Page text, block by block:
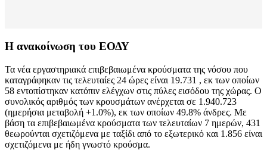
Η ανακοίνωση του ΕΟΔΥ
Τα νέα εργαστηριακά επιβεβαιωμένα κρούσματα της νόσου που
καταγράφηκαν τις τελευταίες 24 ώρες είναι 19.731 , εκ των οποίων
58 εντοπίστηκαν κατόπιν ελέγχων στις πύλες εισόδου της χώρας. Ο
συνολικός αριθμός των κρουσμάτων ανέρχεται σε 1.940.723
(ημερήσια μεταβολή +1.0%), εκ των οποίων 49.8% άνδρες. Με
βάση τα επιβεβαιωμένα κρούσματα των τελευταίων 7 ημερών, 431
θεωρούνται σχετιζόμενα με ταξίδι από το εξωτερικό και 1.856 είναι
σχετιζόμενα με ήδη γνωστό κρούσμα.